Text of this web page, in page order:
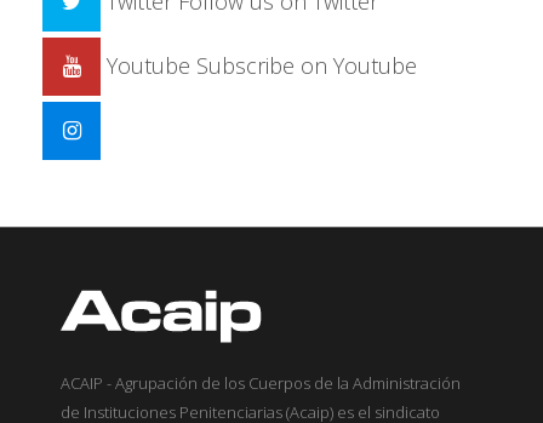
Youtube Subscribe on Youtube
ACAIP - Agrupación de los Cuerpos de la Administración
de Instituciones Penitenciarias (Acaip) es el sindicato